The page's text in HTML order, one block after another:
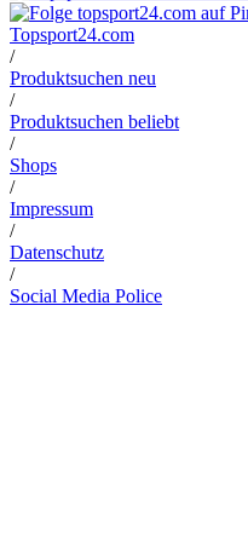
Topsport24.com
/
Produktsuchen neu
/
Produktsuchen beliebt
/
Shops
/
Impressum
/
Datenschutz
/
Social Media Police